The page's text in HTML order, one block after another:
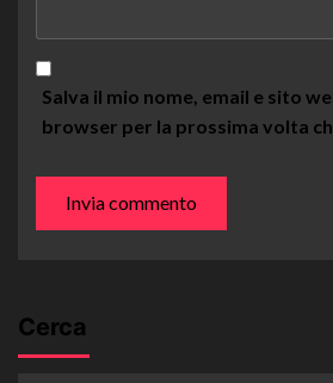
Salva il mio nome, email e sito
browser per la prossima volta
Cerca